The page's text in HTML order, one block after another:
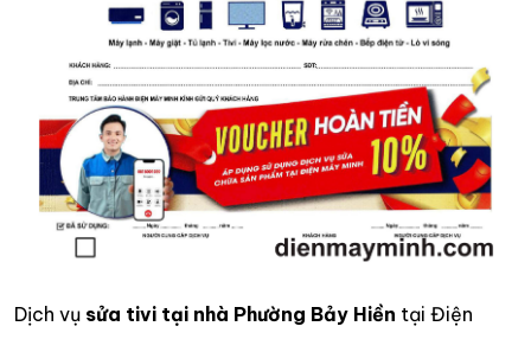
Dịch vụ sửa tivi tại nhà Phường Bảy Hiền tại Điện